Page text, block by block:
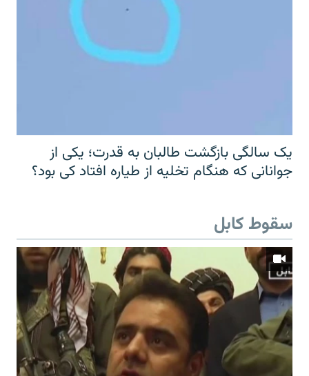
یک سالگی بازگشت طالبان به قدرت؛ یکی از
جوانانی که هنگام تخلیه از طیاره افتاد کی بود؟
سقوط کابل